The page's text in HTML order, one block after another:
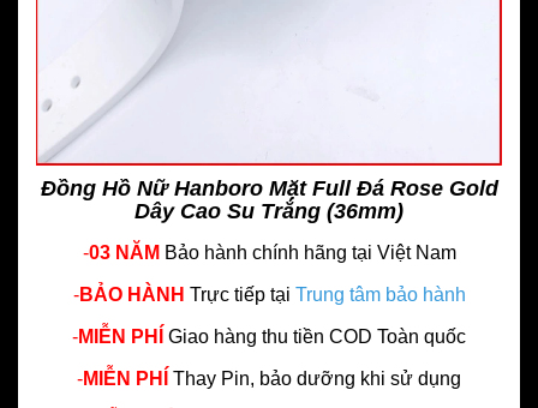
Đồng Hồ Nữ Hanboro Mặt Full Đá Rose Gold
Dây Cao Su Trắng (36mm)
-03 NĂM Bảo hành chính hãng tại Việt Nam
-BẢO HÀNH Trực tiếp tại Trung tâm bảo hành
-MIỄN PHÍ Giao hàng thu tiền COD Toàn quốc
-MIỄN PHÍ Thay Pin, bảo dưỡng khi sử dụng